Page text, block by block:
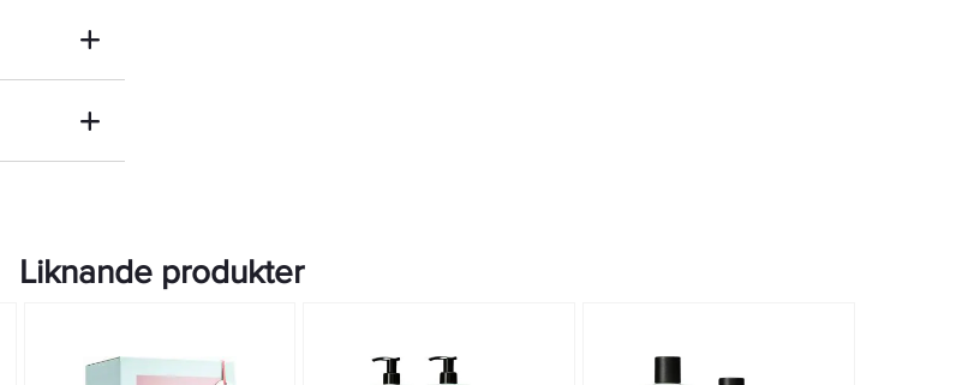
Liknande produkter